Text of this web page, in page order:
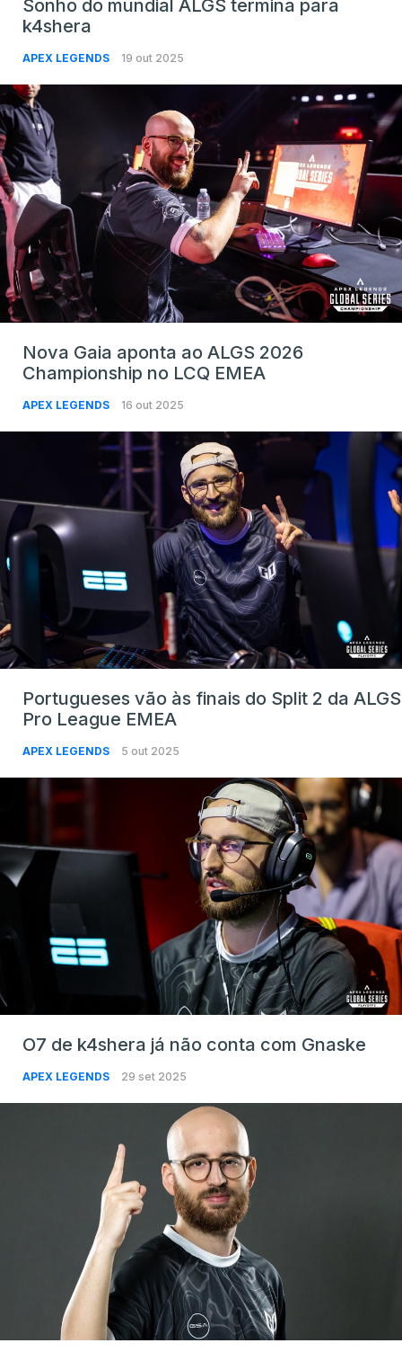
Sonho do mundial ALGS termina para
k4shera
APEX LEGENDS 19 out 2025
Nova Gaia aponta ao ALGS 2026
Championship no LCQ EMEA
APEX LEGENDS 16 out 2025
Portugueses vão às finais do Split 2 da ALGS
Pro League EMEA
APEX LEGENDS 5 out 2025
O7 de k4shera já não conta com Gnaske
APEX LEGENDS 29 set 2025